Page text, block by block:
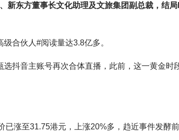
新东方董事长文化助理及文旅集团副总裁，结
合伙人#阅读量达3.8亿多。
抖音主账号再次合体直播，此前，这一黄金时
已涨至31.75港元，上涨20%多，趋近事件发酵